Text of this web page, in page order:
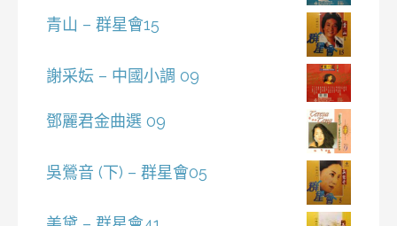
青山 – 群星會15
謝采妘 – 中國小調 09
鄧麗君金曲選 09
吳鶯音 (下) – 群星會05